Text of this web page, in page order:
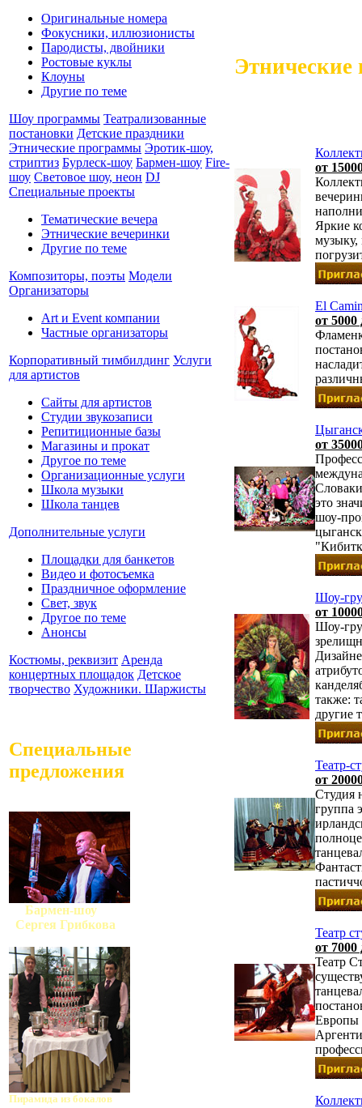
Оригинальные номера
Фокусники, иллюзионисты
Пародисты, двойники
Ростовые куклы
Клоуны
Другие по теме
Шоу программы Театрализованные
постановки Детские праздники
Этнические программы Эротик-шоу,
стриптиз Бурлеск-шоу Бармен-шоу Fire-
шоу Световое шоу, неон DJ
Специальные проекты
Тематические вечера
Этнические вечеринки
Другие по теме
Композиторы, поэты Модели
Организаторы
Art и Event компании
Частные организаторы
Корпоративный тимбилдинг Услуги
для артистов
Сайты для артистов
Студии звукозаписи
Репитиционные базы
Магазины и прокат
Другое по теме
Организационные услуги
Школа музыки
Школа танцев
Дополнительные услуги
Площадки для банкетов
Видео и фотосъемка
Праздничное оформление
Свет, звук
Другое по теме
Анонсы
Костюмы, реквизит Аренда
концертных площадок Детское
творчество Художники. Шаржисты
Специальные
предложения
Бармен-шоу
Сергея Грибкова
Пирамида из бокалов
от
Яркие
музыку,
El
от 5000
от
это
шоу-
Шоу-
от
Шоу-
также:
другие
Театр-
от
Студия
группа
Театр
от 7000
Театр
Европы